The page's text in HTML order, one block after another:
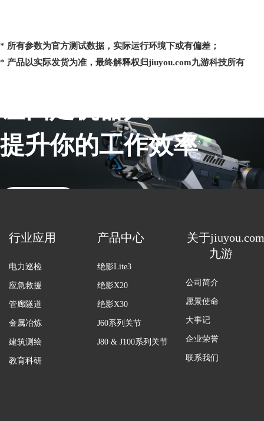
* 所有参数为官方测试数据，实际运行环境下或有偏差；
* 产品以实际发货为准，最终解释权归jiuyou.com九游科技所有
提升你的工作效率
行业应用
电力巡检
应急救援
管廊隧道
金属冶炼
建筑测绘
教育科研
产品中心
绝影Lite3
绝影X20
绝影X30
J60系列关节
J80 & J100系列关节
关于jiuyou.com
九游
公司简介
愿景使命
大事记
企业荣誉
联系我们